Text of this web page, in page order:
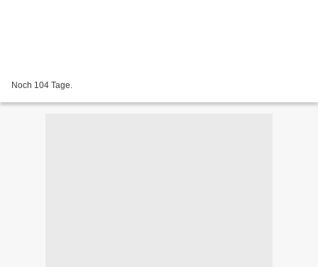
Noch 104 Tage.